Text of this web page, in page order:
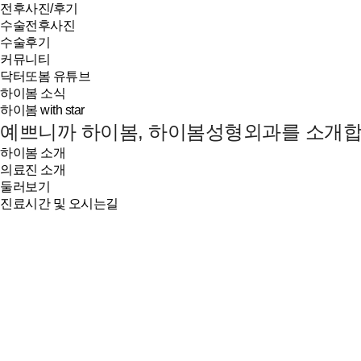
전후사진/후기
수술전후사진
수술후기
커뮤니티
닥터또봄 유튜브
하이봄 소식
하이봄 with star
예쁘니까 하이봄, 하이봄성형외과를 소개
하이봄 소개
의료진 소개
둘러보기
진료시간 및 오시는길